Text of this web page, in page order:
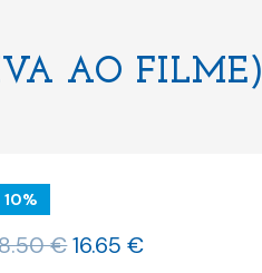
AO FILME)
10%
€O
16.65€O